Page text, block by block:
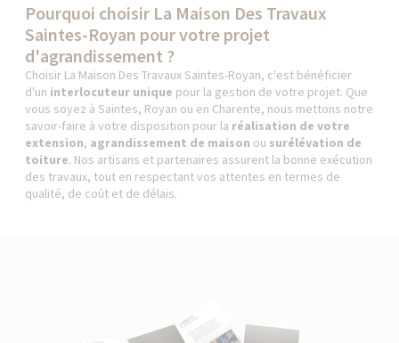
Pourquoi choisir La Maison Des Travaux
Saintes-Royan pour votre projet
d'agrandissement ?
Choisir La Maison Des Travaux Saintes-Royan, c'est bénéficier
d'un interlocuteur unique pour la gestion de votre projet. Que
vous soyez à Saintes, Royan ou en Charente, nous mettons notre
savoir-faire à votre disposition pour la réalisation de votre
extension, agrandissement de maison ou surélévation de
toiture. Nos artisans et partenaires assurent la bonne exécution
des travaux, tout en respectant vos attentes en termes de
qualité, de coût et de délais.